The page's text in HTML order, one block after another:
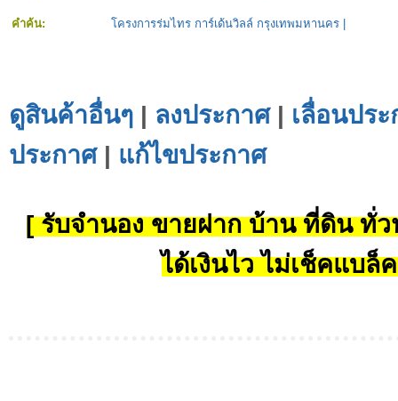
คำค้น: โครงการร่มไทร การ์เด้นวิลล์ กรุงเทพมหานคร
ดูสินค้าอื่นๆ | ลงประกาศ| เลื่อนปร
ประกาศ| แก้ไขประกาศ
[ รับจำนอง ขายฝาก บ้าน ที่ดิน ทั่ว
ได้เงินไว ไม่เช็คแบล็